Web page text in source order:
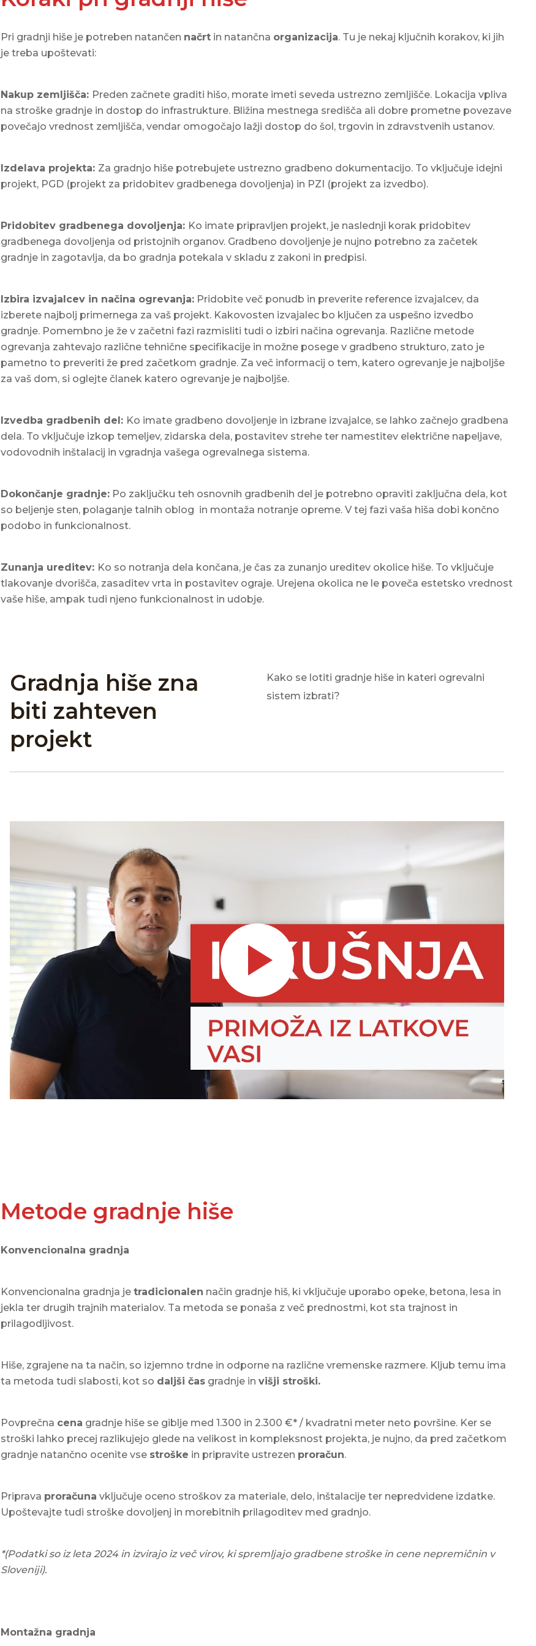
Pri gradnji hiše je potreben natančen načrt in natančna organizacija. Tu je nekaj ključnih korakov, ki jih
je treba upoštevati:
Nakup zemljišča: Preden začnete graditi hišo, morate imeti seveda ustrezno zemljišče. Lokacija vpliva
na stroške gradnje in dostop do infrastrukture. Bližina mestnega središča ali dobre prometne povezave
povečajo vrednost zemljišča, vendar omogočajo lažji dostop do šol, trgovin in zdravstvenih ustanov.
Izdelava projekta: Za gradnjo hiše potrebujete ustrezno gradbeno dokumentacijo. To vključuje idejni
projekt, PGD (projekt za pridobitev gradbenega dovoljenja) in PZI (projekt za izvedbo).
Pridobitev gradbenega dovoljenja: Ko imate pripravljen projekt, je naslednji korak pridobitev
gradbenega dovoljenja od pristojnih organov. Gradbeno dovoljenje je nujno potrebno za začetek
gradnje in zagotavlja, da bo gradnja potekala v skladu z zakoni in predpisi.
Izbira izvajalcev in načina ogrevanja: Pridobite več ponudb in preverite reference izvajalcev, da
izberete najbolj primernega za vaš projekt. Kakovosten izvajalec bo ključen za uspešno izvedbo
gradnje. Pomembno je že v začetni fazi razmisliti tudi o izbiri načina ogrevanja. Različne metode
ogrevanja zahtevajo različne tehnične specifikacije in možne posege v gradbeno strukturo, zato je
pametno to preveriti že pred začetkom gradnje. Za več informacij o tem, katero ogrevanje je najboljše
za vaš dom, si oglejte članek katero ogrevanje je najboljše.
Izvedba gradbenih del: Ko imate gradbeno dovoljenje in izbrane izvajalce, se lahko začnejo gradbena
dela. To vključuje izkop temeljev, zidarska dela, postavitev strehe ter namestitev električne napeljave,
vodovodnih inštalacij in vgradnja vašega ogrevalnega sistema.
Dokončanje gradnje: Po zaključku teh osnovnih gradbenih del je potrebno opraviti zaključna dela, kot
so beljenje sten, polaganje talnih oblog in montaža notranje opreme. V tej fazi vaša hiša dobi končno
podobo in funkcionalnost.
Zunanja ureditev: Ko so notranja dela končana, je čas za zunanjo ureditev okolice hiše. To vključuje
tlakovanje dvorišča, zasaditev vrta in postavitev ograje. Urejena okolica ne le poveča estetsko vrednost
vaše hiše, ampak tudi njeno funkcionalnost in udobje.
Gradnja hiše zna
biti zahteven
projekt
Kako se lotiti gradnje hiše in kateri ogrevalni
sistem izbrati?
Metode gradnje hiše
Konvencionalna gradnja
Konvencionalna gradnja jetradicionalen način gradnje hiš, ki vključuje uporabo opeke, betona, lesa in
jekla ter drugih trajnih materialov. Ta metoda se ponaša z več prednostmi, kot sta trajnost in
prilagodljivost.
Hiše, zgrajene na ta način, so izjemno trdne in odporne na različne vremenske razmere. Kljub temu ima
ta metoda tudi slabosti, kot so daljši čas gradnje invišji stroški.
Povprečna cena gradnje hiše se giblje med 1.300 in 2.300 €* / kvadratni meter neto površine. Ker se
stroški lahko precej razlikujejo glede na velikost in kompleksnost projekta, je nujno, da pred začetkom
gradnje natančno ocenite vse stroške in pripravite ustrezen proračun.
Priprava proračuna vključuje oceno stroškov za materiale, delo, inštalacije ter nepredvidene izdatke.
Upoštevajte tudi stroške dovoljenj in morebitnih prilagoditev med gradnjo.
*(Podatki so iz leta 2024 in izvirajo iz več virov, ki spremljajo gradbene stroške in cene nepremičnin v
Sloveniji).
Montažna gradnja